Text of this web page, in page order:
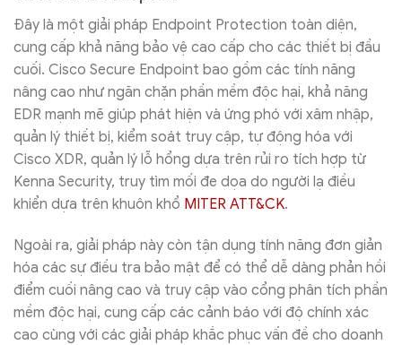
Đây là một giải pháp Endpoint Protection toàn diện,
cung cấp khả năng bảo vệ cao cấp cho các thiết bị đầu
cuối. Cisco Secure Endpoint bao gồm các tính năng
nâng cao như ngăn chặn phần mềm độc hại, khả năng
EDR mạnh mẽ giúp phát hiện và ứng phó với xâm nhập,
quản lý thiết bị, kiểm soát truy cập, tự động hóa với
Cisco XDR, quản lý lỗ hổng dựa trên rủi ro tích hợp từ
Kenna Security, truy tìm mối đe dọa do người lạ điều
khiển dựa trên khuôn khổ MITER ATT&CK.
Ngoài ra, giải pháp này còn tận dụng tính năng đơn giản
hóa các sự điều tra bảo mật để có thể dễ dàng phản hồi
điểm cuối nâng cao và truy cập vào cổng phân tích phần
mềm độc hại, cung cấp các cảnh báo với độ chính xác
cao cùng với các giải pháp khắc phục vấn đề cho doanh